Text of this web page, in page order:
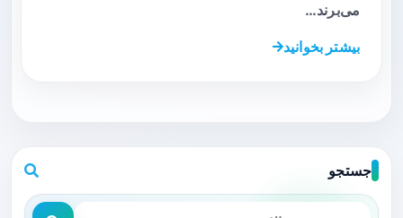
می‌برند…
بیشتر بخوانید
جستجو